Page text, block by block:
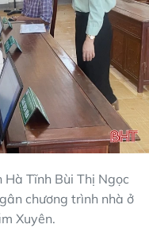
Tĩnh Bùi Thị Ngọc
chương trình nhà ở
Xuyên.